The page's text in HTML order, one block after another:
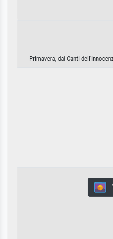
Primavera, dai Canti